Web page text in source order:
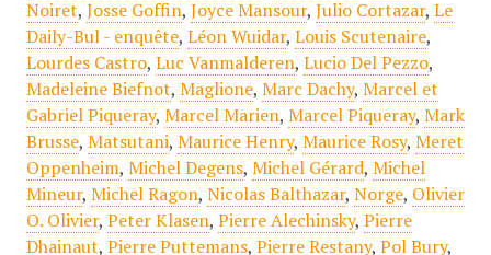
Noiret, Josse Goffin, Joyce Mansour, Julio Cortazar, Le
Daily-Bul - enquête, Léon Wuidar, Louis Scutenaire,
Lourdes Castro, Luc Vanmalderen, Lucio Del Pezzo,
Madeleine Biefnot, Maglione, Marc Dachy, Marcel et
Gabriel Piqueray, Marcel Marien, Marcel Piqueray, Mark
Brusse, Matsutani, Maurice Henry, Maurice Rosy, Meret
Oppenheim, Michel Degens, Michel Gérard, Michel
Mineur, Michel Ragon, Nicolas Balthazar, Norge, Olivier
O. Olivier, Peter Klasen, Pierre Alechinsky, Pierre
Dhainaut, Pierre Puttemans, Pierre Restany, Pol Bury,